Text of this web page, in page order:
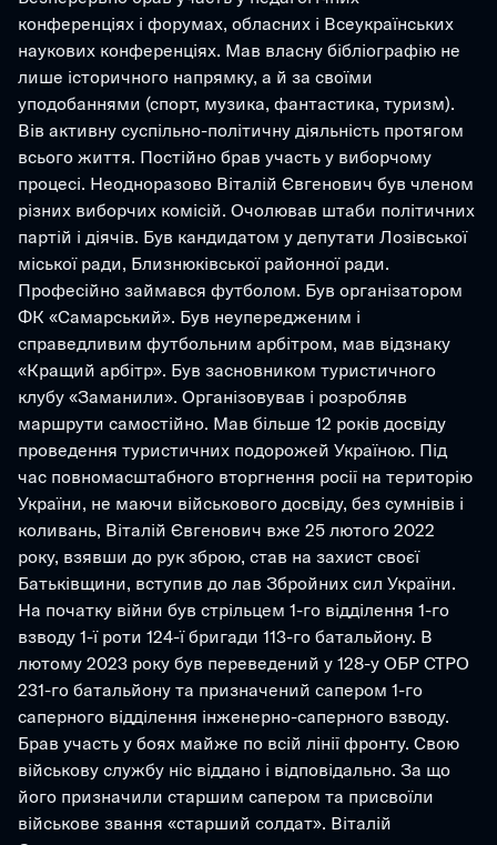
конференціях і форумах, обласних і Всеукраїнських
наукових конференціях. Мав власну бібліографію не
лише історичного напрямку, а й за своїми
уподобаннями (спорт, музика, фантастика, туризм).
Вів активну суспільно-політичну діяльність протягом
всього життя. Постійно брав участь у виборчому
процесі. Неодноразово Віталій Євгенович був членом
різних виборчих комісій. Очолював штаби політичних
партій і діячів. Був кандидатом у депутати Лозівської
міської ради, Близнюківської районної ради.
Професійно займався футболом. Був організатором
ФК «Самарський». Був неупередженим і
справедливим футбольним арбітром, мав відзнаку
«Кращий арбітр». Був засновником туристичного
клубу «Заманили». Організовував і розробляв
маршрути самостійно. Мав більше 12 років досвіду
проведення туристичних подорожей Україною. Під
час повномасштабного вторгнення росії на територію
України, не маючи військового досвіду, без сумнівів і
коливань, Віталій Євгенович вже 25 лютого 2022
року, взявши до рук зброю, став на захист своєї
Батьківщини, вступив до лав Збройних сил України.
На початку війни був стрільцем 1-го відділення 1-го
взводу 1-ї роти 124-ї бригади 113-го батальйону. В
лютому 2023 року був переведений у 128-у ОБР СТРО
231-го батальйону та призначений сапером 1-го
саперного відділення інженерно-саперного взводу.
Брав участь у боях майже по всій лінії фронту. Свою
військову службу ніс віддано і відповідально. За що
його призначили старшим сапером та присвоїли
військове звання «старший солдат». Віталій